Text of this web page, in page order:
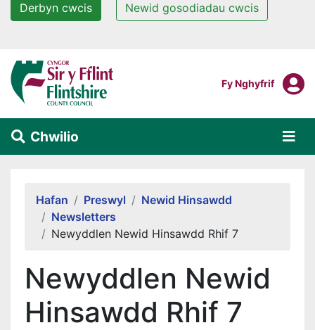
Derbyn cwcis Newid gosodiadau cwcis
Neidio i'r prif gynnwys
Mewngofnodi I
Fy Nghyfrif
Chwilio
Hafan Preswyl
Newid Hinsawdd
Newsletters
Newyddlen Newid Hinsawdd Rhif 7
Newyddlen Newid
Hinsawdd Rhif 7